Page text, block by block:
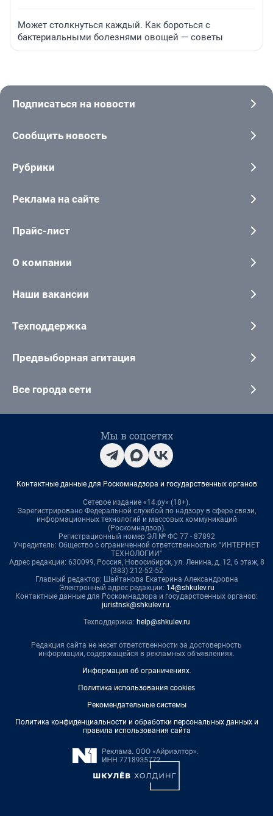
Может столкнуться каждый. Как бороться с
бактериальными болезнями овощей — советы
Подписаться на новости
Сообщить новость
Рубрики
Реклама на сайте
Прайс-лист
О компании
Наши вакансии
Техподдержка
Предвыборная агитация
Все города сети
Мы в соцсетях
Контактные данные для Роскомнадзора и государственных органов
Сетевое издание «14.ру» (18+).
Зарегистрировано Федеральной службой по надзору в сфере связи,
информационных технологий и массовых коммуникаций
(Роскомнадзор).
Регистрационный номер ЭЛ № ФС 77 - 87892
Учредитель: Общество с ограниченной ответственностью "ИНТЕРНЕТ
ТЕХНОЛОГИИ"
Адрес редакции: 630099, Россия, Новосибирск, ул. Ленина, д. 12, 6 этаж, 8
(383) 212-52-52
Главный редактор: Шайтанова Екатерина Александровна
Электронный адрес редакции: 14@shkulev.ru
Контактные данные для Роскомнадзора и государственных органов:
juristnsk@shkulev.ru.
Техподдержка: help@shkulev.ru
Редакция сайта не несет ответственности за достоверность
информации, содержащейся в рекламных объявлениях.
Информация об ограничениях.
Политика использования cookies
Рекомендательные системы
Политика конфиденциальности и обработки персональных данных и
правила использования сайта